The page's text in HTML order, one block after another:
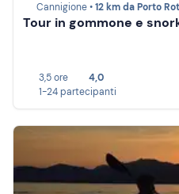
Cannigione •12 km da Porto
Tour in gommone e
3,5 ore
4,0
1-24 partecipanti